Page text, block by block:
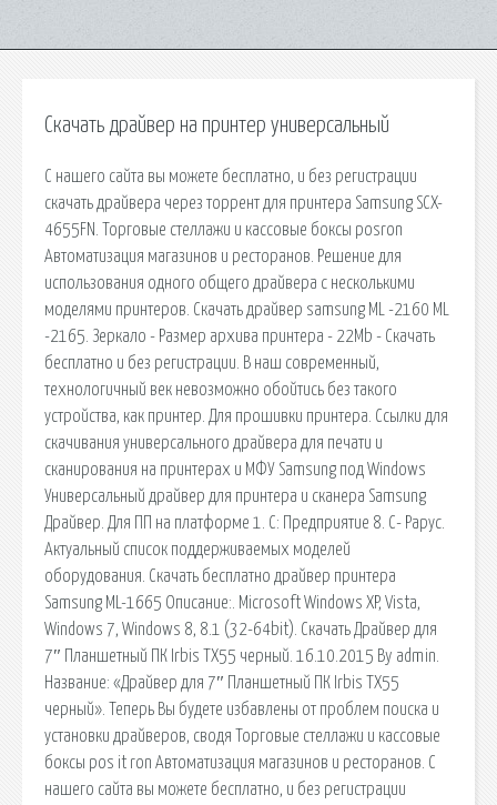
Скачать драйвер на принтер универсальный
С нашего сайта вы можете бесплатно, и без регистрации
скачать драйвера через торрент для принтера Samsung SCX-
4655FN. Торговые стеллажи и кассовые боксы posron
Автоматизация магазинов и ресторанов. Решение для
использования одного общего драйвера с несколькими
моделями принтеров. Скачать драйвер samsung ML -2160 ML
-2165. Зеркало - Размер архива принтера - 22Mb - Скачать
бесплатно и без регистрации. В наш современный,
технологичный век невозможно обойтись без такого
устройства, как принтер. Для прошивки принтера. Ссылки для
скачивания универсального драйвера для печати и
сканирования на принтерах и МФУ Samsung под Windows
Универсальный драйвер для принтера и сканера Samsung
Драйвер. Для ПП на платформе 1. С: Предприятие 8. С- Рарус.
Актуальный список поддерживаемых моделей
оборудования. Скачать бесплатно драйвер принтера
Samsung ML-1665 Описание:. Microsoft Windows XP, Vista,
Windows 7, Windows 8, 8.1 (32-64bit). Скачать Драйвер для
7″ Планшетный ПК Irbis TX55 черный. 16.10.2015 By admin.
Название: «Драйвер для 7″ Планшетный ПК Irbis TX55
черный». Теперь Вы будете избавлены от проблем поиска и
установки драйверов, сводя Торговые стеллажи и кассовые
боксы pos it ron Автоматизация магазинов и ресторанов. С
нашего сайта вы можете бесплатно, и без регистрации